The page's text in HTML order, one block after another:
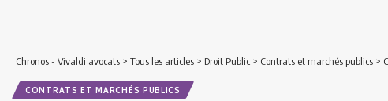
Chronos - Vivaldi avocats > Tous les articles > Droit Public > Contrats et marchés publics >
CONTRATS ET MARCHÉS PUBLICS